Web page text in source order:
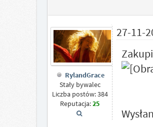
RylandGrace
Stały bywalec
Liczba postów: 384
Reputacja:25
27-11-